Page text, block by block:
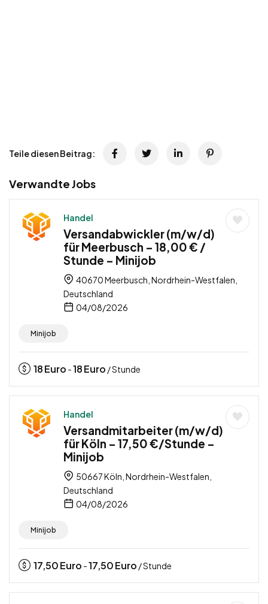
Teile diesen Beitrag:
Verwandte Jobs
Handel
Versandabwickler (m/w/d)
für Meerbusch – 18,00 € /
Stunde – Minijob
40670 Meerbusch, Nordrhein-Westfalen,
Deutschland
04/08/2026
Minijob
18Euro -18Euro / Stunde
Handel
Versandmitarbeiter (m/w/d)
für Köln – 17,50 €/Stunde –
Minijob
50667 Köln, Nordrhein-Westfalen,
Deutschland
04/08/2026
Minijob
17,50Euro -17,50Euro / Stunde